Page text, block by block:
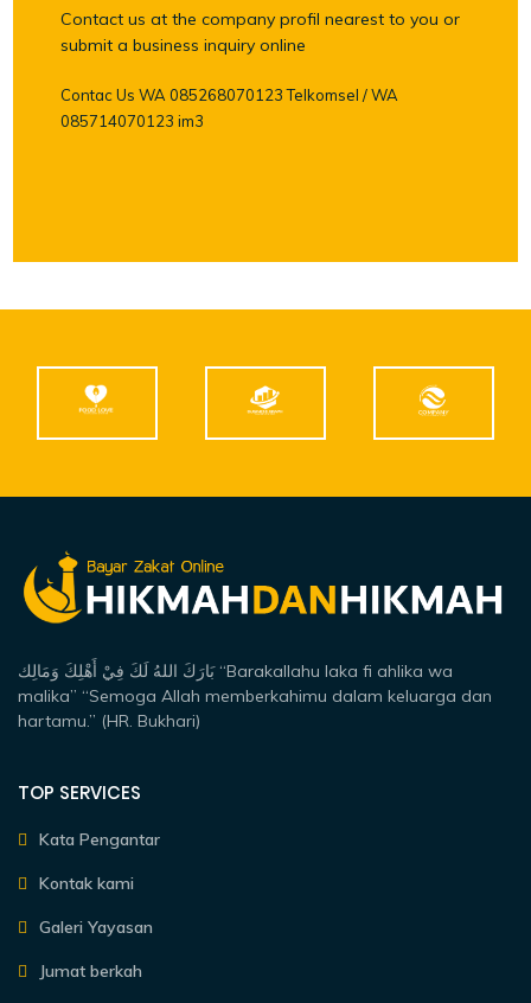
Contact us at the company profil nearest to you or
submit a business inquiry online
Contac Us WA 085268070123 Telkomsel / WA
085714070123 im3
بَارَكَ اللهُ لَكَ فِيْ أَهْلِكَ وَمَالِك “Barakallahu laka fi ahlika wa
malika” “Semoga Allah memberkahimu dalam keluarga dan
hartamu.” (HR. Bukhari)
TOP SERVICES
Kata Pengantar
Kontak kami
Galeri Yayasan
Jumat berkah